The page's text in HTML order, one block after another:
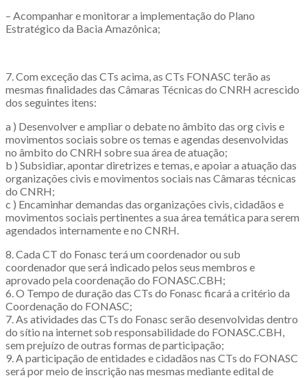
– Acompanhar e monitorar a implementação do Plano
Estratégico da Bacia Amazônica;
7. Com exceção das CTs acima, as CTs FONASC terão as
mesmas finalidades das Câmaras Técnicas do CNRH acrescido
dos seguintes itens:
a ) Desenvolver e ampliar o debate no âmbito das org civis e
movimentos sociais sobre os temas e agendas desenvolvidas
no âmbito do CNRH sobre sua área de atuação;
b ) Subsidiar, apontar diretrizes e temas, e apoiar a atuação das
organizações civis e movimentos sociais nas Câmaras técnicas
do CNRH;
c ) Encaminhar demandas das organizações civis, cidadãos e
movimentos sociais pertinentes a sua área temática para serem
agendados internamente e no CNRH.
8. Cada CT do Fonasc terá um coordenador ou sub
coordenador que será indicado pelos seus membros e
aprovado pela coordenação do FONASC.CBH;
6. O Tempo de duração das CTs do Fonasc ficará a critério da
Coordenação do FONASC;
7. As atividades das CTs do Fonasc serão desenvolvidas dentro
do sítio na internet sob responsabilidade do FONASC.CBH,
sem prejuízo de outras formas de participação;
9. A participação de entidades e cidadãos nas CTs do FONASC
será por meio de inscrição nas mesmas mediante edital de